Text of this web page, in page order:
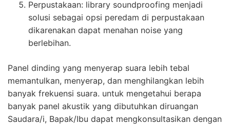
Perpustakaan: library soundproofing menjadi
solusi sebagai opsi peredam di perpustakaan
dikarenakan dapat menahan noise yang
berlebihan.
Panel dinding yang menyerap suara lebih tebal
memantulkan, menyerap, dan menghilangkan lebih
banyak frekuensi suara. untuk mengetahui berapa
banyak panel akustik yang dibutuhkan diruangan
Saudara/i, Bapak/Ibu dapat mengkonsultasikan dengan